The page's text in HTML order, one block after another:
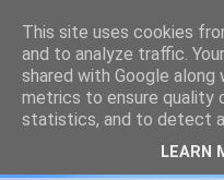
This site uses cookies
and to analyze traffic.
shared with Google
metrics to ensure quality
statistics, and to detect
LEARN